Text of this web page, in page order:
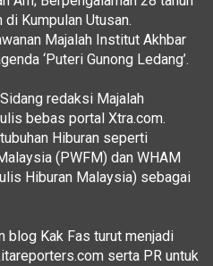
Kumpulan Utusan.
Majalah Institut Akhbar
‘Puteri Gunong Ledang’.
redaksi Majalah
bebas portal Xtra.com.
Hiburan seperti
(PWFM) dan WHAM
Hiburan Malaysia) sebagai
blog Kak Fas turut menjadi
serta PR untuk